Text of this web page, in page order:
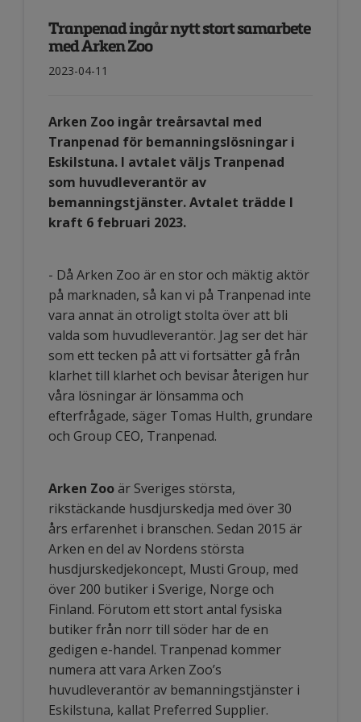
Tranpenad ingår nytt stort samarbete
med Arken Zoo
2023-04-11
Arken Zoo ingår treårsavtal med
Tranpenad för bemanningslösningar i
Eskilstuna. I avtalet väljs Tranpenad
som huvudleverantör av
bemanningstjänster. Avtalet trädde I
kraft 6 februari 2023.
- Då Arken Zoo är en stor och mäktig aktör
på marknaden, så kan vi på Tranpenad inte
vara annat än otroligt stolta över att bli
valda som huvudleverantör. Jag ser det här
som ett tecken på att vi fortsätter gå från
klarhet till klarhet och bevisar återigen hur
våra lösningar är lönsamma och
efterfrågade, säger Tomas Hulth, grundare
och Group CEO, Tranpenad.
Arken Zooär Sveriges största,
rikstäckande husdjurskedja med över 30
års erfarenhet i branschen. Sedan 2015 är
Arken en del av Nordens största
husdjurskedjekoncept, Musti Group, med
över 200 butiker i Sverige, Norge och
Finland. Förutom ett stort antal fysiska
butiker från norr till söder har de en
gedigen e-handel. Tranpenad kommer
numera att vara Arken Zoo’s
huvudleverantör av bemanningstjänster i
Eskilstuna, kallat Preferred Supplier.